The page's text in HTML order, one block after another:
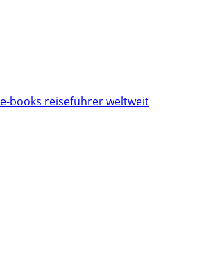
e-books reiseführer weltweit